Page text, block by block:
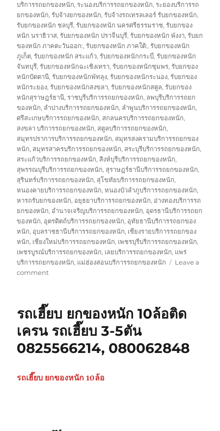
บริการรถยกของหนัก,ระนองบริการรถยกของหนัก,ระยองบริการรถ
ยกของหนัก,รับจ้างยกของหนัก,รับจ้างรถเทรลเลอร์ รับยกของหนัก,
รับยกของหนัก ชลบุรี,รับยกของหนัก นครศรีธรรมราช,รับยกของ
หนัก นราธิวาส,รับยกของหนัก ปราจีนบุรี,รับยกของหนัก พังงา,รับยก
ของหนัก ภาคตะวันออก:,รับยกของหนัก ภาคใต้:,รับยกของหนัก
ภูเก็ต,รับยกของหนัก สระแก้ว,รับยกของหนักกระบี่,รับยกของหนัก
จันทบุรี,รับยกของหนักฉะเชิงเทรา,รับยกของหนักชุมพร,รับยกของ
หนักปัตตานี,รับยกของหนักพัทลุง,รับยกของหนักระนอง,รับยกของ
หนักระยอง,รับยกของหนักสงขลา,รับยกของหนักสตูล,รับยกของ
หนักสุราษฎร์ธานี,ราชบุรีบริการรถยกของหนัก, ลพบุรีบริการรถยก
ของหนัก, ลำปางบริการรถยกของหนัก, ลำพูนบริการรถยกของหนัก,
ศรีสะเกษบริการรถยกของหนัก, สกลนครบริการรถยกของหนัก,
สงขลา บริการรถยกของหนัก, สตูลบริการรถยกของหนัก,
สมุทรปราการบริการรถยกของหนัก, สมุทรสงครามบริการรถยกของ
หนัก, สมุทรสาครบริการรถยกของหนัก, สระบุรีบริการรถยกของหนัก,
สระแก้วบริการรถยกของหนัก, สิงห์บุรีบริการรถยกของหนัก,
สุพรรณบุรีบริการรถยกของหนัก, สุราษฎร์ธานีบริการรถยกของหนัก,
สุรินทร์บริการรถยกของหนัก, สุโขทัยบริการรถยกของหนัก,
หนองคายบริการรถยกของหนัก,หนองบัวลำภูบริการรถยกของหนัก,
หารถรับยกของหนัก, อยุธยาบริการรถยกของหนัก, อ่างทองบริการรถ
ยกของหนัก, อำนาจเจริญบริการรถยกของหนัก, อุดรธานีบริการรถยก
ของหนัก, อุตรดิตถ์บริการรถยกของหนัก, อุทัยธานีบริการรถยกของ
หนัก, อุบลราชธานีบริการรถยกของหนัก, เชียงรายบริการรถยกของ
หนัก, เชียงใหม่บริการรถยกของหนัก, เพชรบุรีบริการรถยกของหนัก,
เพชรบูรณ์บริการรถยกของหนัก, เลยบริการรถยกของหนัก, แพร่
บริการรถยกของหนัก, แม่ฮ่องสอนบริการรถยกของหนัก
Leave a
commenton
ยก
ของ
10ล้อ
บรรทุก
ติด
รถ
รถเฮี๊ยบ ยกของหนัก 10ล้อติด
เครน รถเฮี๊ยบ 3-5ตัน
0825566214, 080062848
รถเฮี๊ยบ ยกของหนัก 10ล้อ